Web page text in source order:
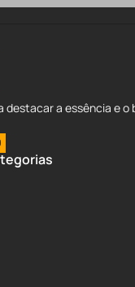
destacar a essência e o